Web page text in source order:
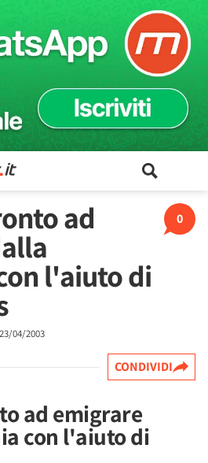
0
ad
l'aiuto di
23/04/2003
CONDIVIDI
ad emigrare
con l'aiuto di